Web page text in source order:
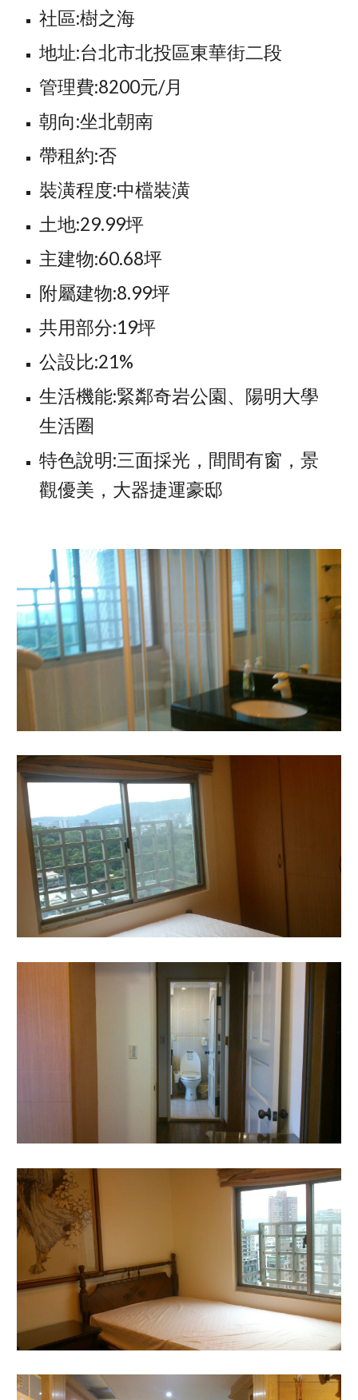
社區:樹之海
地址:台北市北投區東華街二段
管理費:8200元/月
朝向:坐北朝南
帶租約:否
裝潢程度:中檔裝潢
土地:29.99坪
主建物:60.68坪
附屬建物:8.99坪
共用部分:19坪
公設比:21%
生活機能:緊鄰奇岩公園、陽明大學
生活圈
特色說明:三面採光，間間有窗，景
觀優美，大器捷運豪邸